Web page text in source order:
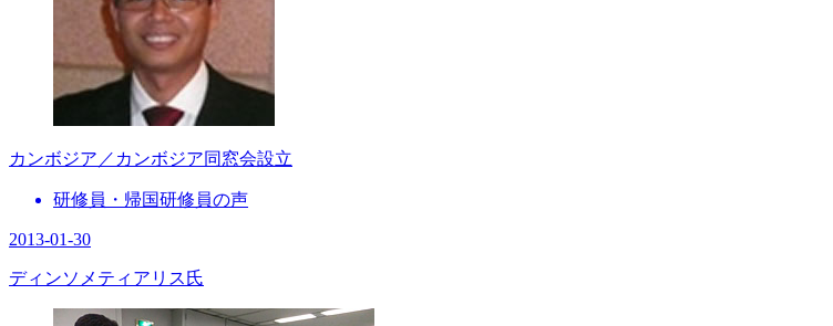
カンボジア／カンボジア同窓会設立
研修員・帰国研修員の声
2013-01-30
ディンソメティアリス氏